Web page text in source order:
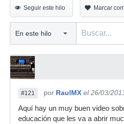
Seguir este hilo Marcar
#121 por RaulMX el 26/03/
Aquí hay un muy buen video
educación que les va a abrir